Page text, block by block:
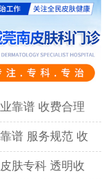
靠谱 收费合理
谱 服务规范 收
肤专科 透明收